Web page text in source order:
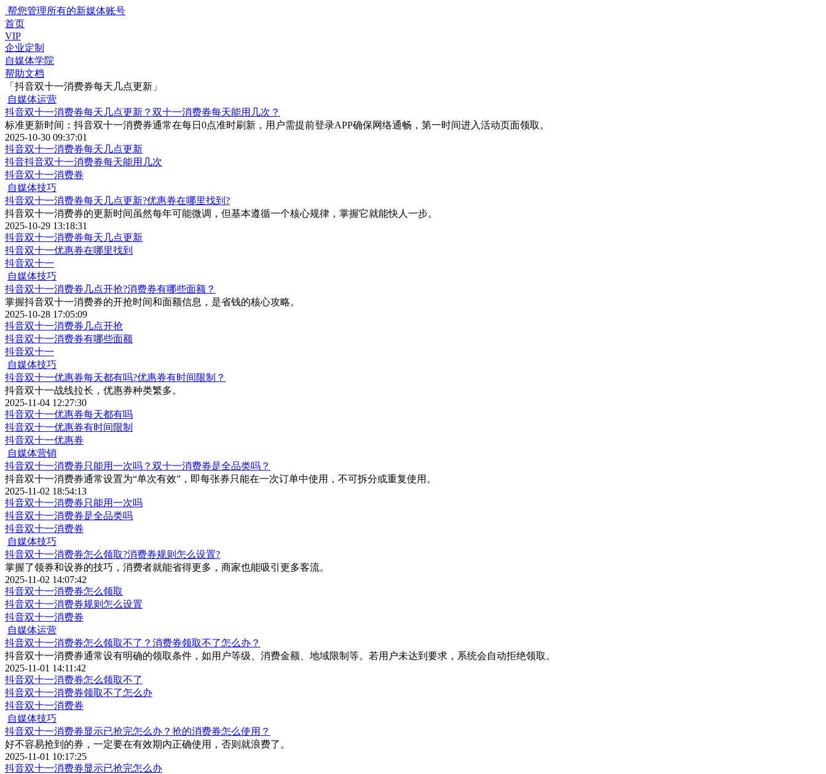
帮您管理所有的新媒体账号
首页
VIP
企业定制
自媒体学院
帮助文档
「抖音双十一消费券每天几点更新」
自媒体运营
抖音双十一消费券每天几点更新？双十一消费券每天能用几次？
标准更新时间：抖音双十一消费券通常在每日0点准时刷新，用户需提前登录APP确保网络通畅，第一时间进入活动页面领取。
2025-10-30 09:37:01
抖音双十一消费券每天几点更新
抖音抖音双十一消费券每天能用几次
抖音双十一消费券
自媒体技巧
抖音双十一消费券每天几点更新?优惠券在哪里找到?
抖音双十一消费券的更新时间虽然每年可能微调，但基本遵循一个核心规律，掌握它就能快人一步。
2025-10-29 13:18:31
抖音双十一消费券每天几点更新
抖音双十一优惠券在哪里找到
抖音双十一
自媒体技巧
抖音双十一消费券几点开抢?消费券有哪些面额？
掌握抖音双十一消费券的开抢时间和面额信息，是省钱的核心攻略。
2025-10-28 17:05:09
抖音双十一消费券几点开抢
抖音双十一消费券有哪些面额
抖音双十一
自媒体技巧
抖音双十一优惠券每天都有吗?优惠券有时间限制？
抖音双十一战线拉长，优惠券种类繁多。
2025-11-04 12:27:30
抖音双十一优惠券每天都有吗
抖音双十一优惠券有时间限制
抖音双十一优惠券
自媒体营销
抖音双十一消费券只能用一次吗？双十一消费券是全品类吗？
抖音双十一消费券通常设置为“单次有效”，即每张券只能在一次订单中使用，不可拆分或重复使用。
2025-11-02 18:54:13
抖音双十一消费券只能用一次吗
抖音双十一消费券是全品类吗
抖音双十一消费券
自媒体技巧
抖音双十一消费券怎么领取?消费券规则怎么设置?
掌握了领券和设券的技巧，消费者就能省得更多，商家也能吸引更多客流。
2025-11-02 14:07:42
抖音双十一消费券怎么领取
抖音双十一消费券规则怎么设置
抖音双十一消费券
自媒体运营
抖音双十一消费券怎么领取不了？消费券领取不了怎么办？
抖音双十一消费券通常设有明确的领取条件，如用户等级、消费金额、地域限制等。若用户未达到要求，系统会自动拒绝领取。
2025-11-01 14:11:42
抖音双十一消费券怎么领取不了
抖音双十一消费券领取不了怎么办
抖音双十一消费券
自媒体技巧
抖音双十一消费券显示已抢完怎么办？抢的消费券怎么使用？
好不容易抢到的券，一定要在有效期内正确使用，否则就浪费了。
2025-11-01 10:17:25
抖音双十一消费券显示已抢完怎么办